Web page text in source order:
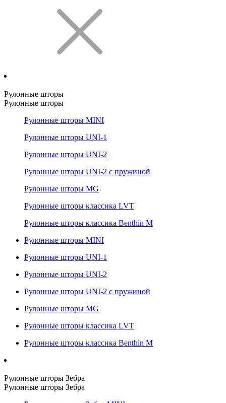
Рулонные шторы
Рулонные шторы
Рулонные шторы MINI
Рулонные шторы UNI-1
Рулонные шторы UNI-2
Рулонные шторы UNI-2 с пружиной
Рулонные шторы MG
Рулонные шторы классика LVT
Рулонные шторы классика Benthin M
Рулонные шторы MINI
Рулонные шторы UNI-1
Рулонные шторы UNI-2
Рулонные шторы UNI-2 с пружиной
Рулонные шторы MG
Рулонные шторы классика LVT
Рулонные шторы классика Benthin M
Рулонные шторы Зебра
Рулонные шторы Зебра